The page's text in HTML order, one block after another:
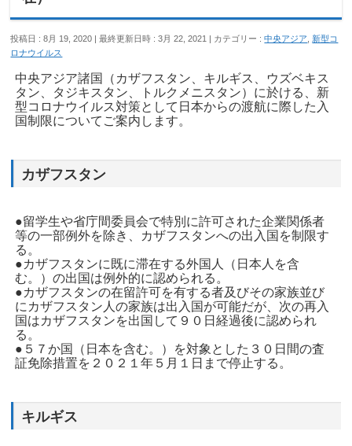
投稿日 : 8月 19, 2020 最終更新日時 : 3月 22, 2021 カテゴリー :中央アジア
新型コ
ロナウイルス
中央アジア諸国（カザフスタン、キルギス、ウズベキス
タン、タジキスタン、トルクメニスタン）に於ける、新
型コロナウイルス対策として日本からの渡航に際した入
国制限についてご案内します。
カザフスタン
●留学生や省庁間委員会で特別に許可された企業関係者
等の一部例外を除き、カザフスタンへの出入国を制限す
る。
●カザフスタンに既に滞在する外国人（日本人を含
む。）の出国は例外的に認められる。
●カザフスタンの在留許可を有する者及びその家族並び
にカザフスタン人の家族は出入国が可能だが、次の再入
国はカザフスタンを出国して９０日経過後に認められ
る。
●５７か国（日本を含む。）を対象とした３０日間の査
証免除措置を２０２１年５月１日まで停止する。
キルギス